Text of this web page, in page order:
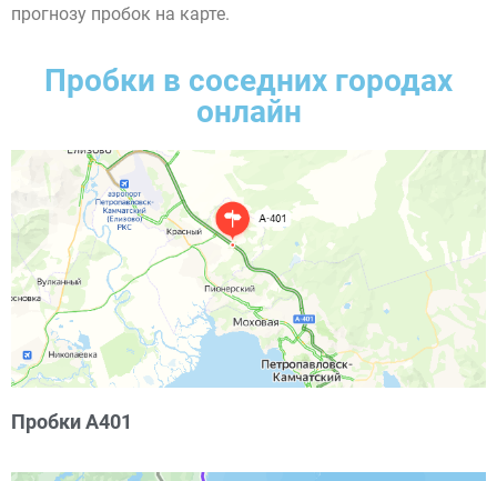
прогнозу пробок на карте.
Пробки в соседних городах
онлайн
Пробки А401